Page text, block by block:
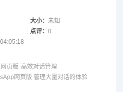
大小：未知
点评：0
页版 高效对话管理
网页版 管理大量对话的体验